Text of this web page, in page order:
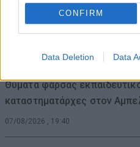
CONFIRM
Data Deletion Data
«χωριό των Λαρισαίων»
με νέα ομαδική βάπτιση
Θύματα φάρσας
καταστηματάρχες στον
07/08/2026 , 19:40